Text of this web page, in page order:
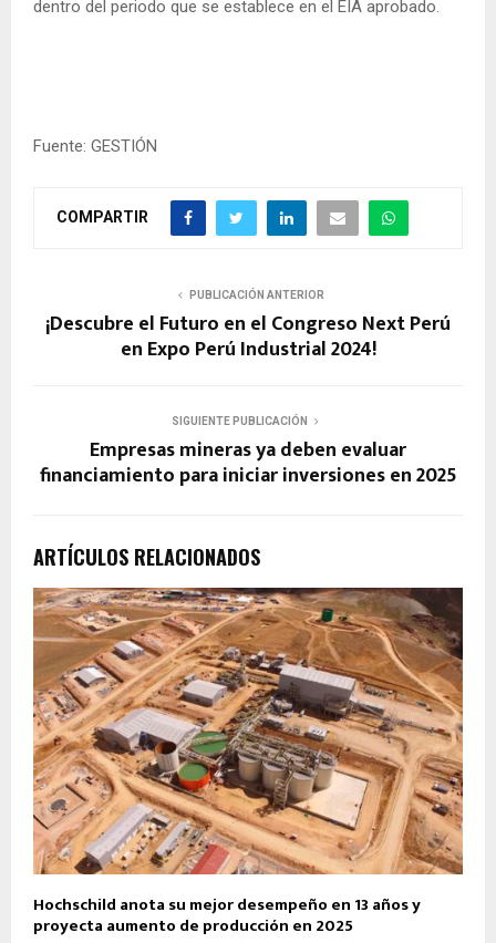
dentro del periodo que se establece en el EIA aprobado.
Fuente: GESTIÓN
COMPARTIR
PUBLICACIÓN ANTERIOR
¡Descubre el Futuro en el Congreso Next Perú
en Expo Perú Industrial 2024!
SIGUIENTE PUBLICACIÓN
Empresas mineras ya deben evaluar
financiamiento para iniciar inversiones en 2025
ARTÍCULOS RELACIONADOS
Hochschild anota su mejor desempeño en 13 años y
proyecta aumento de producción en 2025